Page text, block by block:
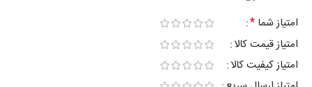
امتیاز شما *
امتیاز قیمت کالا
امتیاز کیفیت کالا